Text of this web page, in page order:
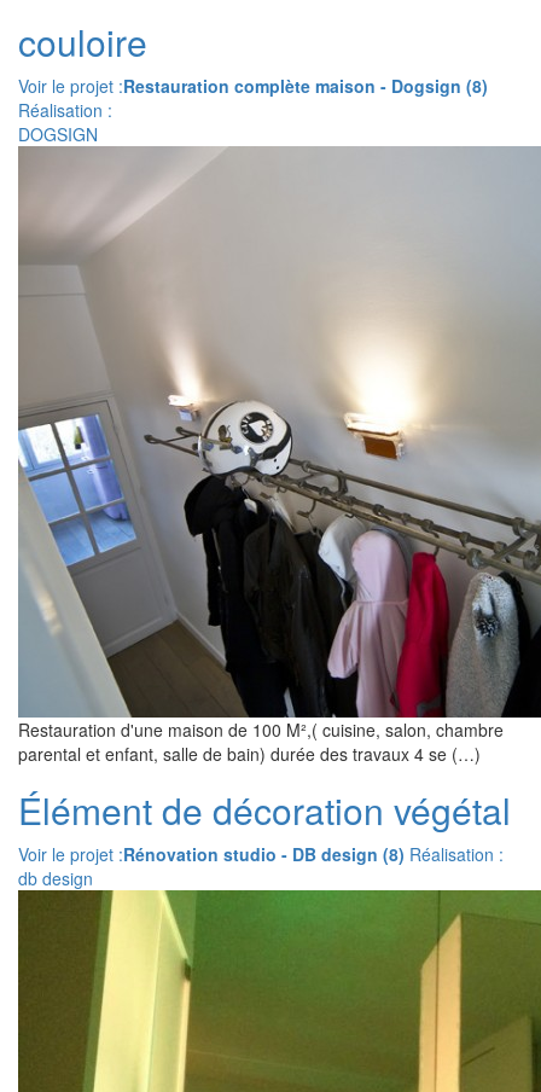
couloire
Voir le projet :Restauration complète maison - Dogsign (8)
Réalisation :
DOGSIGN
Restauration d'une maison de 100 M²,( cuisine, salon, chambre
parental et enfant, salle de bain) durée des travaux 4 se (…)
Élément de décoration végétal
Voir le projet :Rénovation studio - DB design (8) Réalisation :
db design